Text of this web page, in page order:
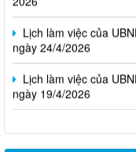
Lịch làm việc của
ngày 24/4/2026
Lịch làm việc của
ngày 19/4/2026